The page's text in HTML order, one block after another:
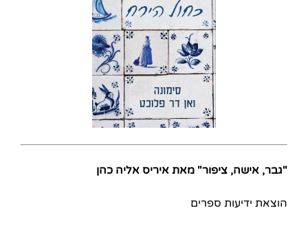
"גבר, אישה, ציפור" מאת איריס אליה כהן
הוצאת ידיעות ספרים